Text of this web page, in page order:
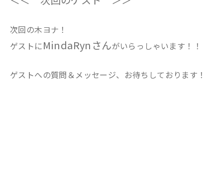
次回の木ヨナ！
ゲストにMindaRynさんがいらっしゃいます！！
ゲストへの質問＆メッセージ、お待ちしております！